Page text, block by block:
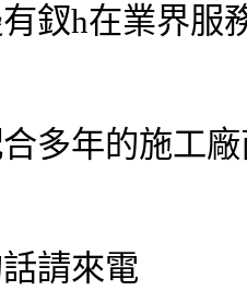
釵h在業界服
多年的施工
請來電